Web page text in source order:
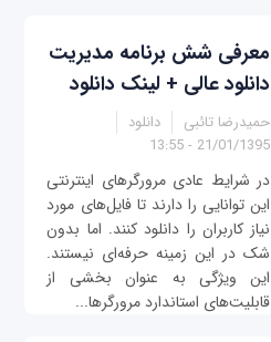
معرفی شش برنامه مدیریت
دانلود عالی + لینک دانلود
حمیدرضا تائبی
دانلود
21/01/1395 - 13:55
در شرایط عادی مرورگرهای اینترنتی
این توانایی را دارند تا فایل‌های مورد
نیاز کاربران را دانلود کنند. اما بدون
شک در این زمینه حرفه‌ای نیستند.
این ویژگی به عنوان بخشی از
قابلیت‌های استاندارد مرورگرها...